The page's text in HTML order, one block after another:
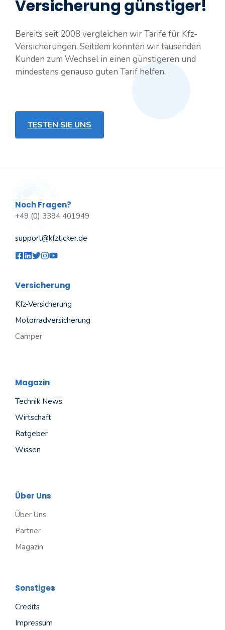
Versicherung günstiger!
Bereits seit 2008 vergleichen wir Tarife für Kfz-
Versicherungen. Seitdem konnten wir tausenden
Kunden zum Wechsel in einen günstigeren und
mindestens genauso guten Tarif helfen.
TESTEN SIE UNS
Noch Fragen?
+49 (0) 3394 401949
support@kfzticker.de
Versicherung
Kfz-Versicherung
Motorradversicherung
Camper
Magazin
Technik News
Wirtschaft
Ratgeber
Wissen
Über Uns
Über Uns
Partner
Magazin
Sonstiges
Credits
Impressum